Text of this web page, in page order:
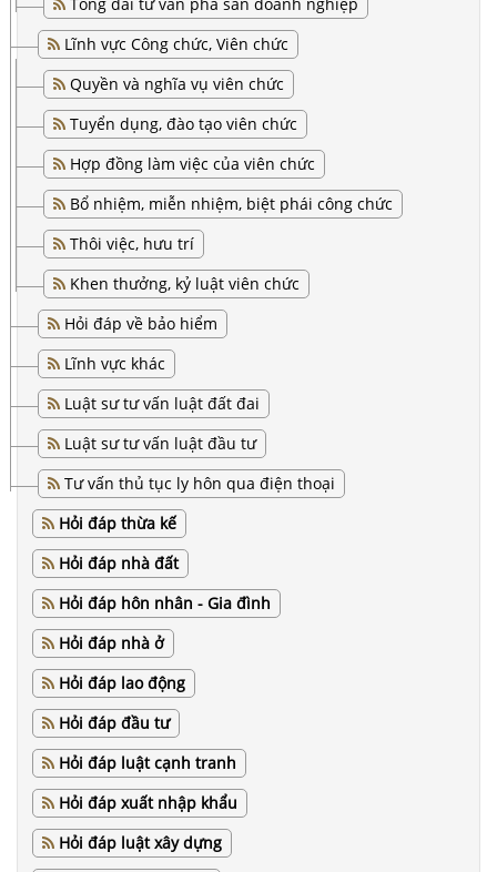
Lĩnh vực Công chức, Viên chức
Quyền và nghĩa vụ viên chức
Tuyển dụng, đào tạo viên chức
Hợp đồng làm việc của viên chức
Bổ nhiệm, miễn nhiệm, biệt phái công chức
Thôi việc, hưu trí
Khen thưởng, kỷ luật viên chức
Hỏi đáp về bảo hiểm
Lĩnh vực khác
Luật sư tư vấn luật đất đai
Luật sư tư vấn luật đầu tư
Tư vấn thủ tục ly hôn qua điện thoại
Hỏi đáp thừa kế
Hỏi đáp nhà đất
Hỏi đáp hôn nhân - Gia đình
Hỏi đáp nhà ở
Hỏi đáp lao động
Hỏi đáp đầu tư
Hỏi đáp luật cạnh tranh
Hỏi đáp xuất nhập khẩu
Hỏi đáp luật xây dựng